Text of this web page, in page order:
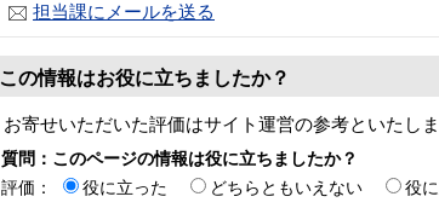
担当課にメールを送る
この情報はお役に立ちましたか？
お寄せいただいた評価はサイト運営の参考といたしま
質問：このページの情報は役に立ちましたか？
評価：
役に立った どちらともいえない
役